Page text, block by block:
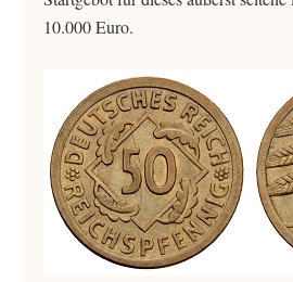
10.000 Euro.